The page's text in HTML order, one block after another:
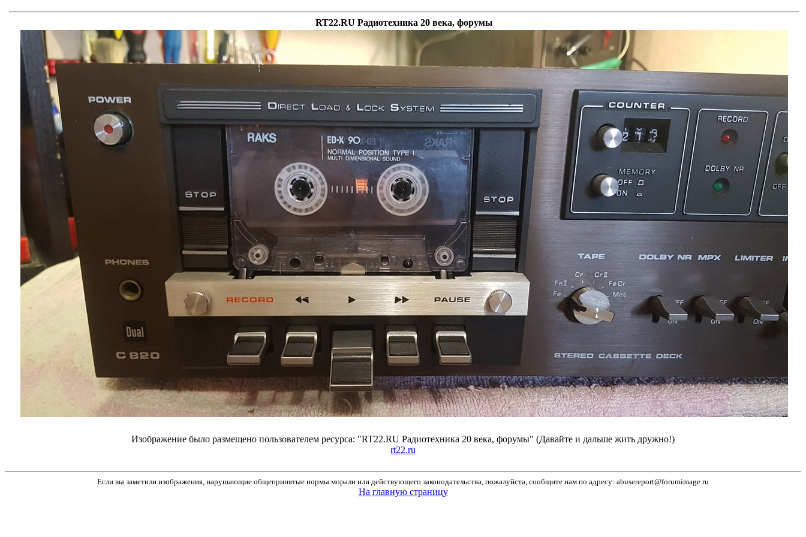
RT22.RU Радиотехника 20 века, форумы
Изображение было размещено пользователем ресурса: "RT22.RU Радиотехника 20 века, форумы" (Давайте и дальше жить дружно!)
rt22.ru
Если вы заметили изображения, нарушающие общепринятые нормы морали или действующего законодательства, пожалуйста, сообщите нам по адресу: abusereport@forumimage.ru
На главную страницу